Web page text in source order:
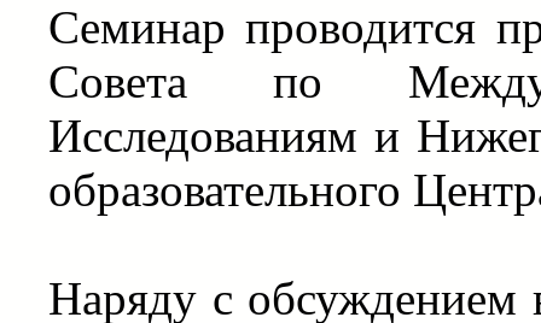
Семинар проводится
Совета по
Исследованиям и
образовательного
Наряду с обсуждением